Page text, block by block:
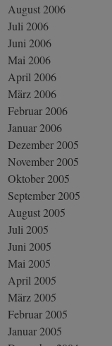
August 2006
Juli 2006
Juni 2006
Mai 2006
April 2006
März 2006
Februar 2006
Januar 2006
Dezember 2005
November 2005
Oktober 2005
September 2005
August 2005
Juli 2005
Juni 2005
Mai 2005
April 2005
März 2005
Februar 2005
Januar 2005